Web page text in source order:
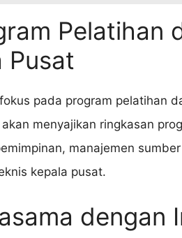
Pelatihan
Pusat
pada program pelatihan
akan menyajikan ringkasan
manajemen
kepala pusat.
dengan